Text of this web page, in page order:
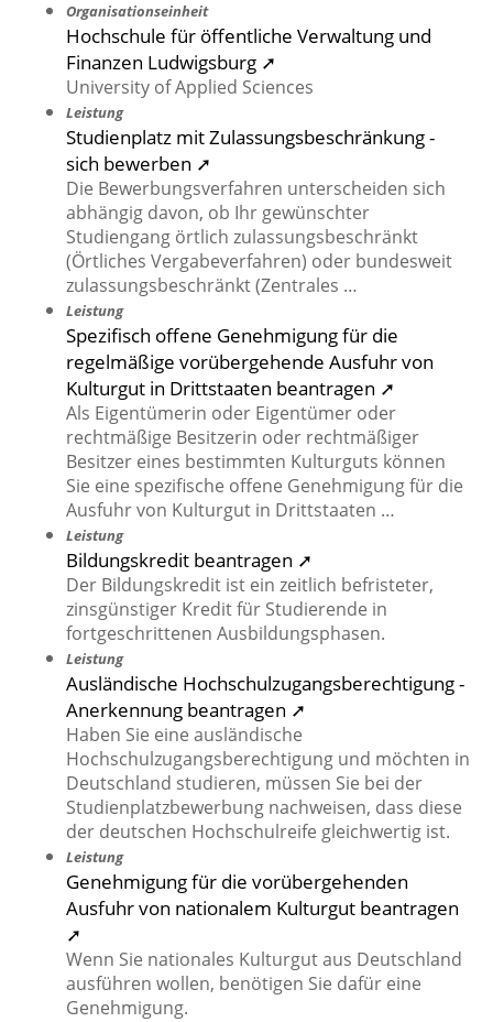
Organisationseinheit
Hochschule für öffentliche Verwaltung und
Finanzen Ludwigsburg ➚
University of Applied Sciences
Leistung
Studienplatz mit Zulassungsbeschränkung -
sich bewerben ➚
Die Bewerbungsverfahren unterscheiden sich
abhängig davon, ob Ihr gewünschter
Studiengang örtlich zulassungsbeschränkt
(Örtliches Vergabeverfahren) oder bundesweit
zulassungsbeschränkt (Zentrales …
Leistung
Spezifisch offene Genehmigung für die
regelmäßige vorübergehende Ausfuhr von
Kulturgut in Drittstaaten beantragen ➚
Als Eigentümerin oder Eigentümer oder
rechtmäßige Besitzerin oder rechtmäßiger
Besitzer eines bestimmten Kulturguts können
Sie eine spezifische offene Genehmigung für die
Ausfuhr von Kulturgut in Drittstaaten …
Leistung
Bildungskredit beantragen ➚
Der Bildungskredit ist ein zeitlich befristeter,
zinsgünstiger Kredit für Studierende in
fortgeschrittenen Ausbildungsphasen.
Leistung
Ausländische Hochschulzugangsberechtigung -
Anerkennung beantragen ➚
Haben Sie eine ausländische
Hochschulzugangsberechtigung und möchten in
Deutschland studieren, müssen Sie bei der
Studienplatzbewerbung nachweisen, dass diese
der deutschen Hochschulreife gleichwertig ist.
Leistung
Genehmigung für die vorübergehenden
Ausfuhr von nationalem Kulturgut beantragen
➚
Wenn Sie nationales Kulturgut aus Deutschland
ausführen wollen, benötigen Sie dafür eine
Genehmigung.